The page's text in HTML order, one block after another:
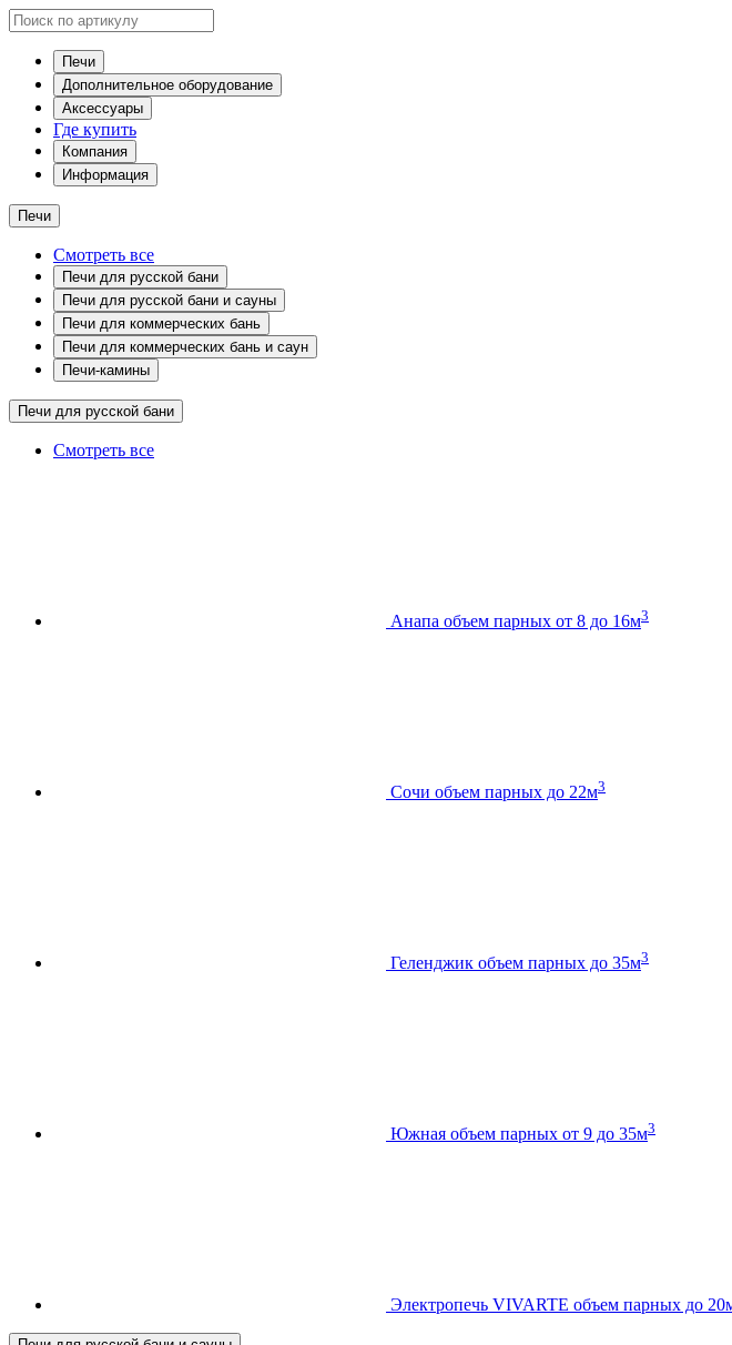
Печи
Дополнительное оборудование
Аксессуары
Где купить
Компания
Информация
Печи
Смотреть все
Печи для русской бани
Печи для русской бани и сауны
Печи для коммерческих бань
Печи для коммерческих бань и саун
Печи-камины
Печи для русской бани
Смотреть все
Анапа объем парных от 8 до 16м3
Сочи объем парных до 22м3
Геленджик объем парных до 35м3
Южная объем парных от 9 до 35м3
Электропечь VIVARTE объем парных до